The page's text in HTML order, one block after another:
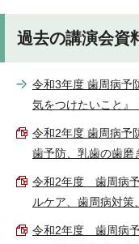
過去の講演会資
令和3年度 歯周病予
気をつけたいこと』
令和2年度 歯周病予
歯予防、乳歯の歯磨
令和2年度 歯周病予
ルケア、歯周病対策
令和2年度 歯周病予